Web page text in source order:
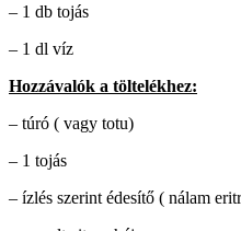
– 1 db tojás
– 1 dl víz
Hozzávalók a töltelékhez:
– túró ( vagy totu)
– 1 tojás
– ízlés szerint édesítő ( nálam